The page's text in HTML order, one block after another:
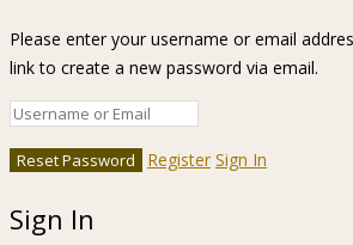
Please enter your username or email
link to create a new password via email.
Register Sign In
Sign In